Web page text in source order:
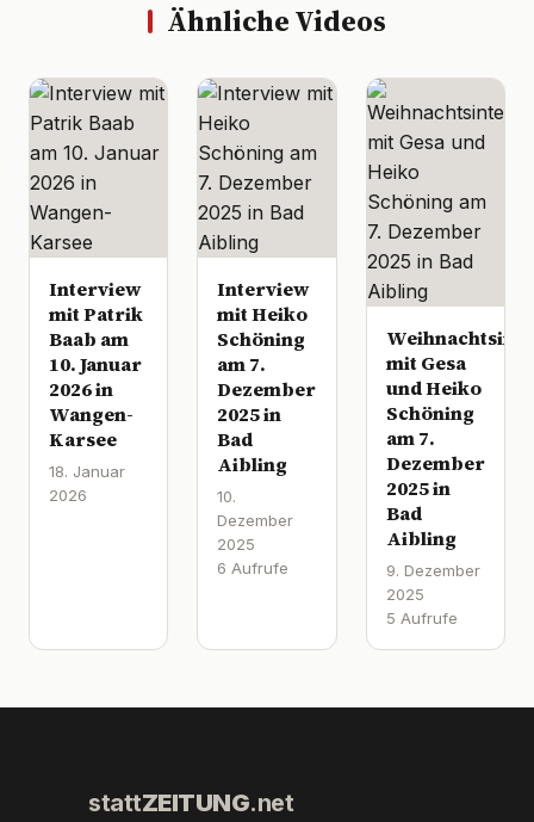
Ähnliche Videos
Interview
mit Patrik
Baab am
10. Januar
2026 in
Wangen-
Karsee
18. Januar
2026
Interview
mit Heiko
Schöning
am 7.
Dezember
2025 in
Bad
Aibling
10.
Dezember
2025
6 Aufrufe
mit Gesa
und Heiko
Schöning
am 7.
Dezember
2025 in
Bad
Aibling
9. Dezember
2025
5 Aufrufe
stattZEITUNG.net